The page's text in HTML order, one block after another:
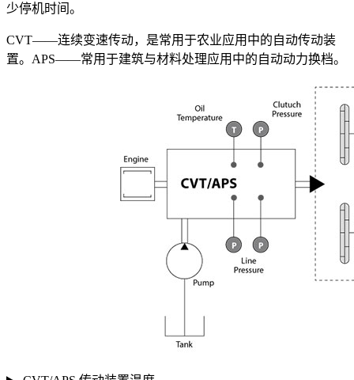
少停机时间。
CVT——连续变速传动，是常用于农业应用中的自动传动装
置。APS——常用于建筑与材料处理应用中的自动动力换档。